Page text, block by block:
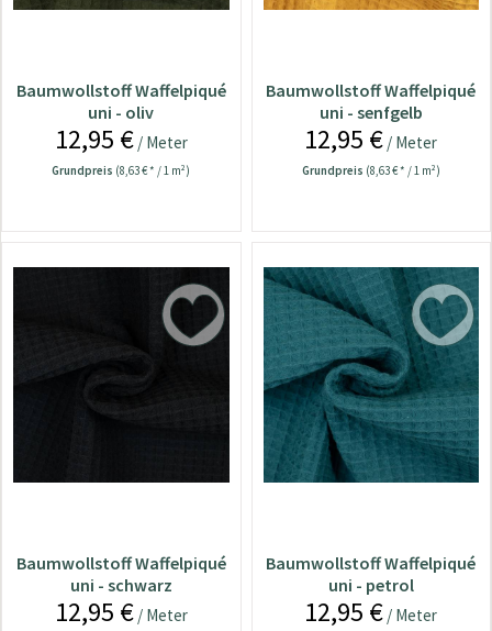
Baumwollstoff Waffelpiqué
uni - oliv
12,95 €/ Meter
Grundpreis (8,63 € * / 1 m²)
Baumwollstoff Waffelpiqué
uni - senfgelb
12,95 € / Meter
Grundpreis (8,63 € * / 1 m²)
Baumwollstoff Waffelpiqué
uni - schwarz
12,95 €/ Meter
Baumwollstoff Waffelpiqué
uni - petrol
12,95 € / Meter